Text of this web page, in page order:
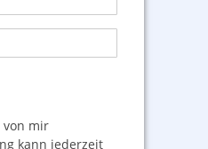
mir
kann jederzeit